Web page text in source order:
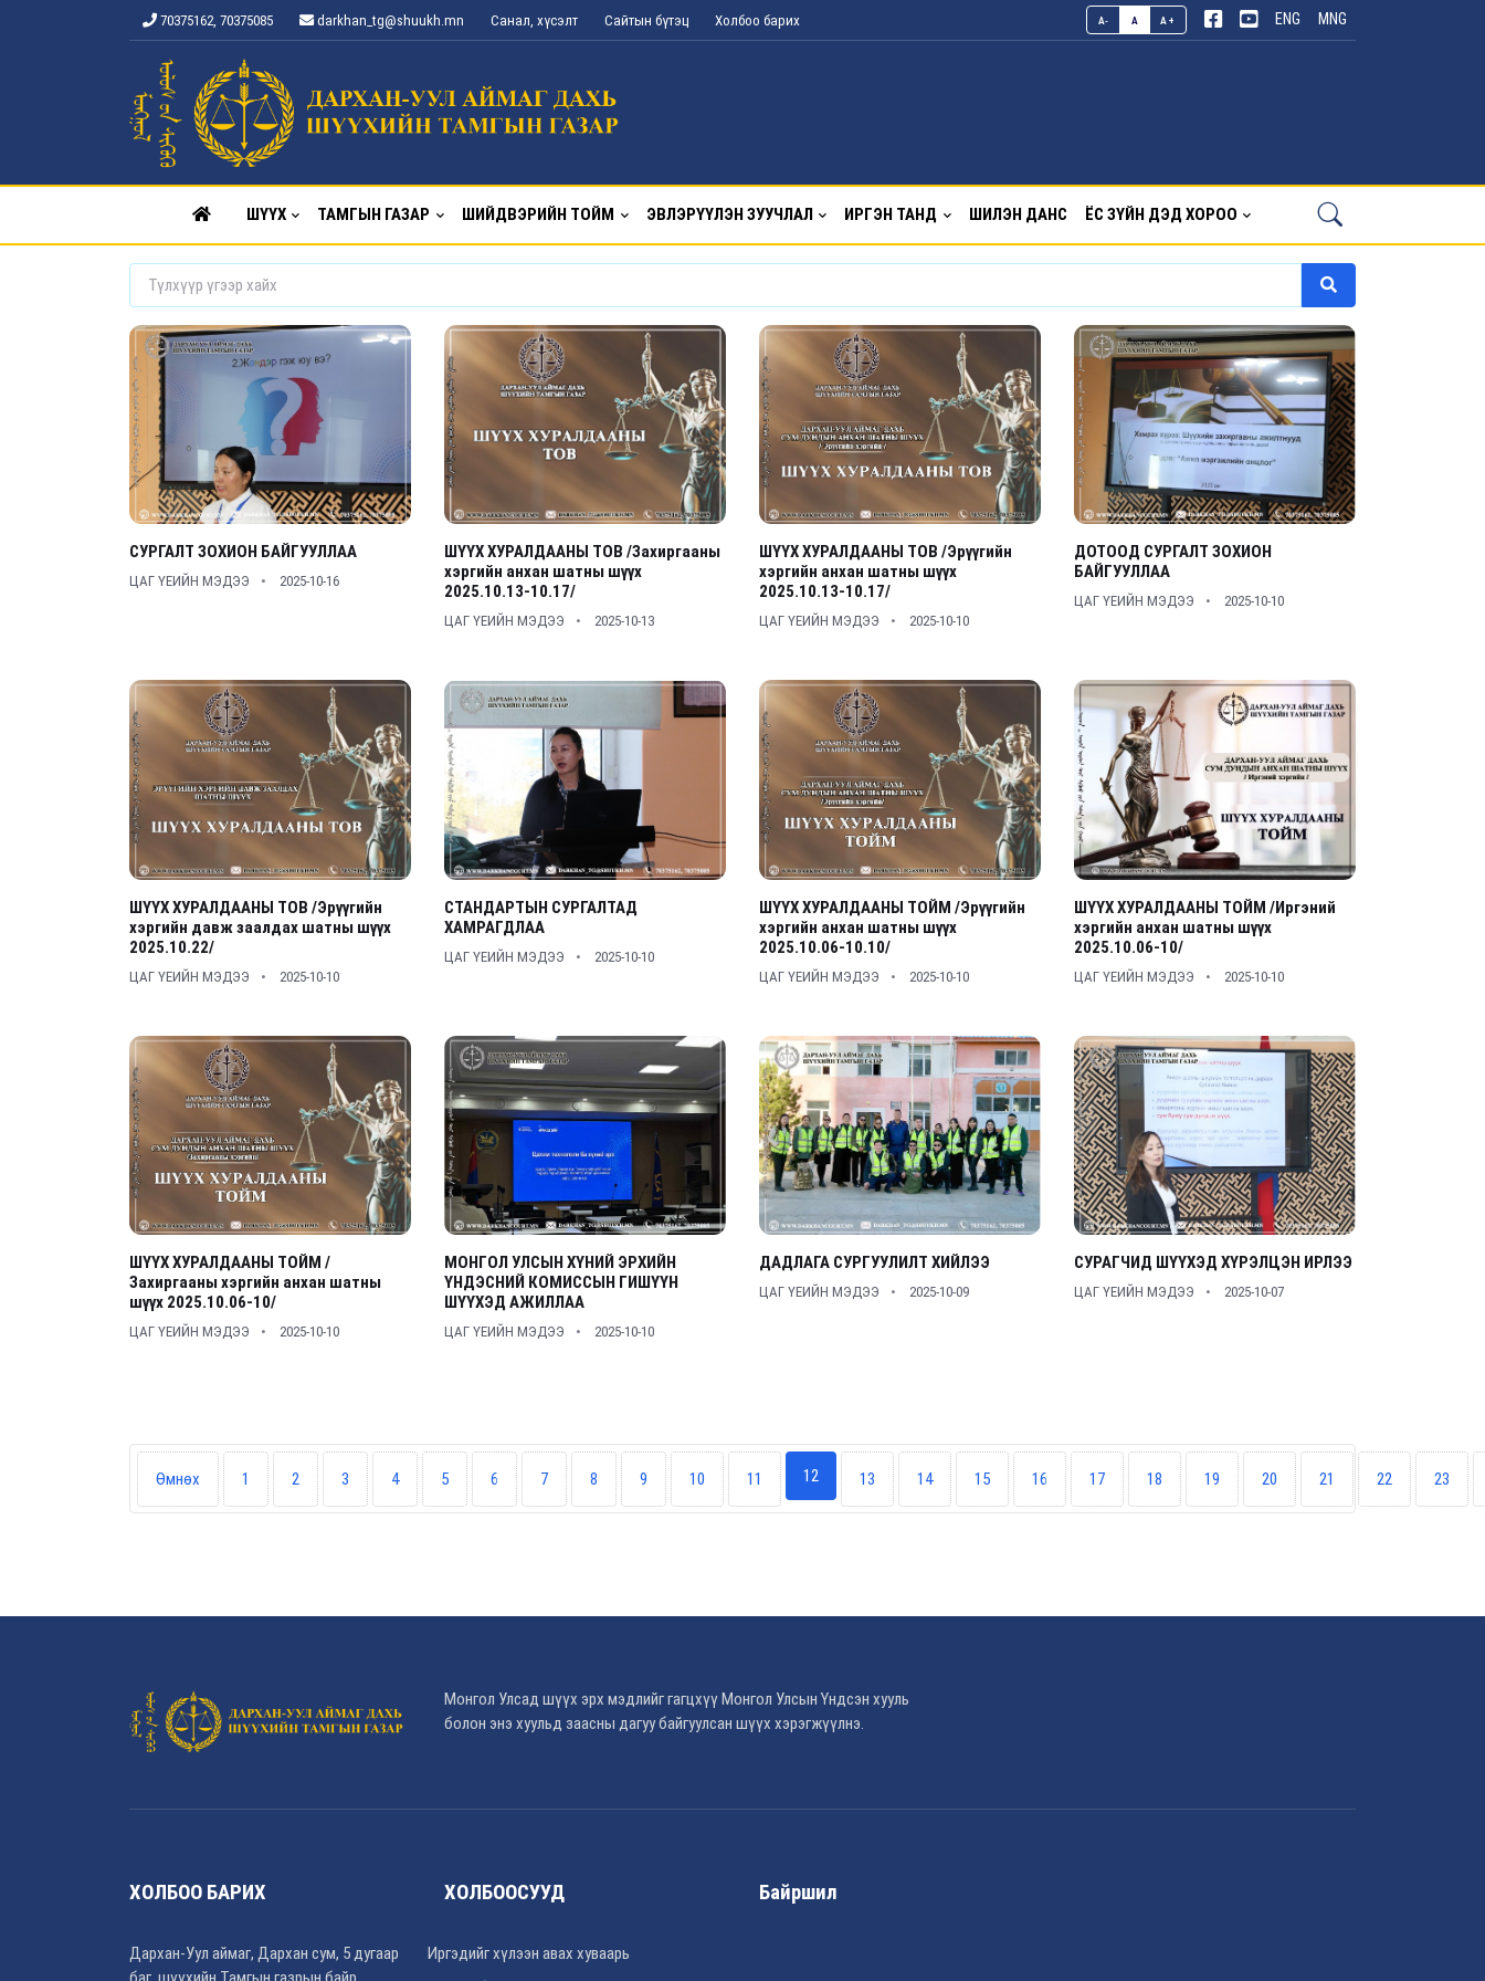
70375162, 70375085 darkhan_tg@shuukh.mn Санал, хүсэлт Сайтын бүтэц Холбоо барих A- A A+ ENG MNG
ШҮҮХ ТАМГЫН ГАЗАР ШИЙДВЭРИЙН ТОЙМ ЭВЛЭРҮҮЛЭН ЗУУЧЛАЛ ИРГЭН ТАНД ШИЛЭН ДАНС ЁС ЗҮЙН ДЭД ХОРОО
СУРГАЛТ ЗОХИОН БАЙГУУЛЛАА
ЦАГ ҮЕИЙН МЭДЭЭ 2025-10-16
ШҮҮХ ХУРАЛДААНЫ ТОВ /Захиргааны
хэргийн анхан шатны шүүх
2025.10.13-10.17/
ЦАГ ҮЕИЙН МЭДЭЭ 2025-10-13
ШҮҮХ ХУРАЛДААНЫ ТОВ /Эрүүгийн
хэргийн анхан шатны шүүх
2025.10.13-10.17/
ЦАГ ҮЕИЙН МЭДЭЭ 2025-10-10
ДОТООД СУРГАЛТ ЗОХИОН
БАЙГУУЛЛАА
ЦАГ ҮЕИЙН МЭДЭЭ 2025-10-10
ШҮҮХ ХУРАЛДААНЫ ТОВ /Эрүүгийн
хэргийн давж заалдах шатны шүүх
2025.10.22/
ЦАГ ҮЕИЙН МЭДЭЭ 2025-10-10
СТАНДАРТЫН СУРГАЛТАД
ХАМРАГДЛАА
ЦАГ ҮЕИЙН МЭДЭЭ 2025-10-10
ШҮҮХ ХУРАЛДААНЫ ТОЙМ /Эрүүгийн
хэргийн анхан шатны шүүх
2025.10.06-10.10/
ЦАГ ҮЕИЙН МЭДЭЭ 2025-10-10
ШҮҮХ ХУРАЛДААНЫ ТОЙМ /Иргэний
хэргийн анхан шатны шүүх
2025.10.06-10/
ЦАГ ҮЕИЙН МЭДЭЭ 2025-10-10
ШҮҮХ ХУРАЛДААНЫ ТОЙМ /
Захиргааны хэргийн анхан шатны
шүүх 2025.10.06-10/
ЦАГ ҮЕИЙН МЭДЭЭ 2025-10-10
МОНГОЛ УЛСЫН ХҮНИЙ ЭРХИЙН
ҮНДЭСНИЙ КОМИССЫН ГИШҮҮН
ШҮҮХЭД АЖИЛЛАА
ЦАГ ҮЕИЙН МЭДЭЭ 2025-10-10
ДАДЛАГА СУРГУУЛИЛТ ХИЙЛЭЭ
ЦАГ ҮЕИЙН МЭДЭЭ 2025-10-09
СУРАГЧИД ШҮҮХЭД ХҮРЭЛЦЭН ИРЛЭЭ
ЦАГ ҮЕИЙН МЭДЭЭ 2025-10-07
Өмнөх 1 2 3 4 5 6 7 8 9 10 11 12 13 14 15 16 17 18 19 20 21 22 23
Монгол Улсад шүүх эрх мэдлийг гагцхүү Монгол Улсын Үндсэн хууль
болон энэ хуульд заасны дагуу байгуулсан шүүх хэрэгжүүлнэ.
ХОЛБОО БАРИХ
Дархан-Уул аймаг, Дархан сум, 5 дугаар
ХОЛБООСУУД
Иргэдийг хүлээн авах хуваарь
Байршил